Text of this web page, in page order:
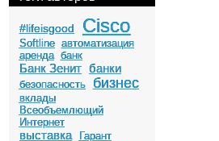
#lifeisgood Cisco
Softline автоматизация
аренда банк
Банк Зенит банки
безопасность бизнес
вклады
Всеобъемлющий
Интернет
выставка
Гарант